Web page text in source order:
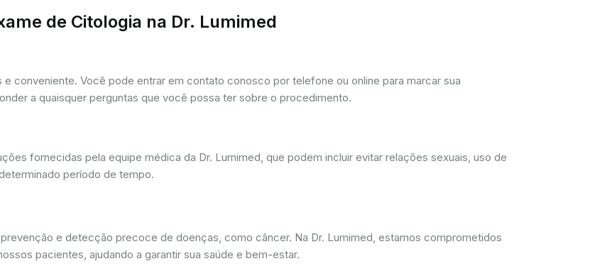
de Citologia na Dr. Lumimed
conveniente. Você pode entrar em contato conosco por telefone ou online para marcar sua
a quaisquer perguntas que você possa ter sobre o procedimento.
fornecidas pela equipe médica da Dr. Lumimed, que podem incluir evitar relações sexuais, uso de
período de tempo.
e detecção precoce de doenças, como câncer. Na Dr. Lumimed, estamos comprometidos
pacientes, ajudando a garantir sua saúde e bem-estar.